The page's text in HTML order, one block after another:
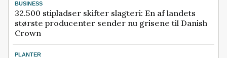
BUSINESS
32.500 stipladser skifter slagteri: En af landets
største producenter sender nu grisene til Danish
Crown
PLANTER